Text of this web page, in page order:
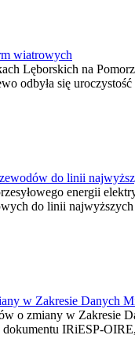
wiatrowych
Lęborskich na
odbyła się
do linii
energii
do linii
w Zakresie Danych
o zmiany w Zakresie
IRiESP-